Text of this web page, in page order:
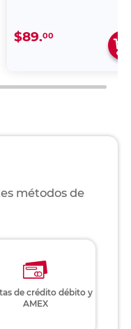
$89.00
métodos de
de crédito débito y
AMEX